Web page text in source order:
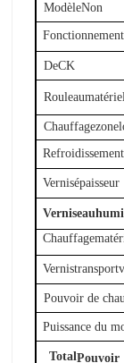
ModèleNon
Fonctionnement
DeCK
Rouleau
Chauffagezone
Refroidissement
Vernisépaisseur
Verniseau
Chauffage
Vernistransport
Pouvoir de
Puissance du
TotalPouvoir